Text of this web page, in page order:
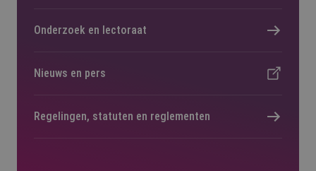
Onderzoek en lectoraat
Nieuws en pers
Regelingen, statuten en reglementen